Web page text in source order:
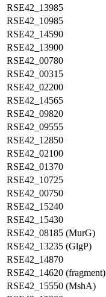
RSE42_13985
RSE42_10985
RSE42_14590
RSE42_13900
RSE42_00780
RSE42_00315
RSE42_02200
RSE42_14565
RSE42_09820
RSE42_09555
RSE42_12850
RSE42_02100
RSE42_01370
RSE42_10725
RSE42_00750
RSE42_15240
RSE42_15430
RSE42_08185 (MurG)
RSE42_13235 (GlgP)
RSE42_14870
RSE42_14620 (fragment)
RSE42_15550 (MshA)